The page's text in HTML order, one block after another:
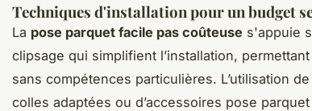
Techniques d'installation pour un budget
La pose parquet facile pas coûteuse s'appuie
clipsage qui simplifient l’installation,
sans compétences particulières. L’utilisation
colles adaptées ou d’accessoires pose